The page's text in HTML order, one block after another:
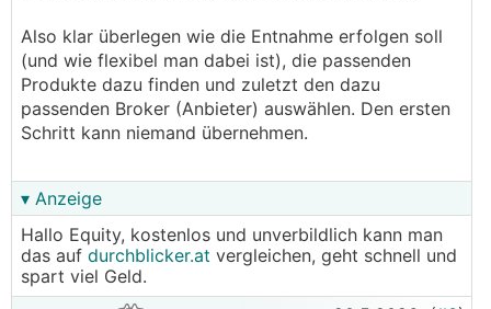
Also klar überlegen wie die Entnahme erfolgen soll
(und wie flexibel man dabei ist), die passenden
Produkte dazu finden und zuletzt den dazu
passenden Broker (Anbieter) auswählen. Den ersten
Schritt kann niemand übernehmen.
▾ Anzeige
Hallo Equity, kostenlos und unverbildlich kann man
das auf durchblicker.at vergleichen, geht schnell und
spart viel Geld.